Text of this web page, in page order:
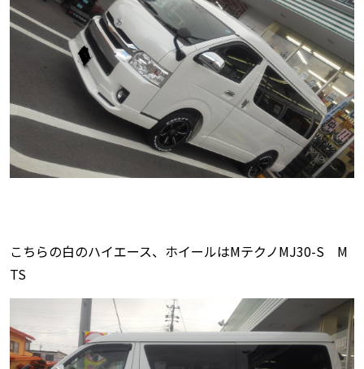
こちらの白のハイエース、ホイールはMテクノMJ30-S M
TS